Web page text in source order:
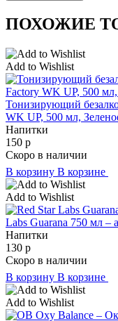
ПОХОЖИЕ
Add to Wishlist
Тонизирующий
WK UP, 500 мл,
Напитки
150 р
Скоро в наличии
В корзину В корзине
Add to Wishlist
Labs Guarana 750 мл –
Напитки
130 р
Скоро в наличии
В корзину В корзине
Add to Wishlist